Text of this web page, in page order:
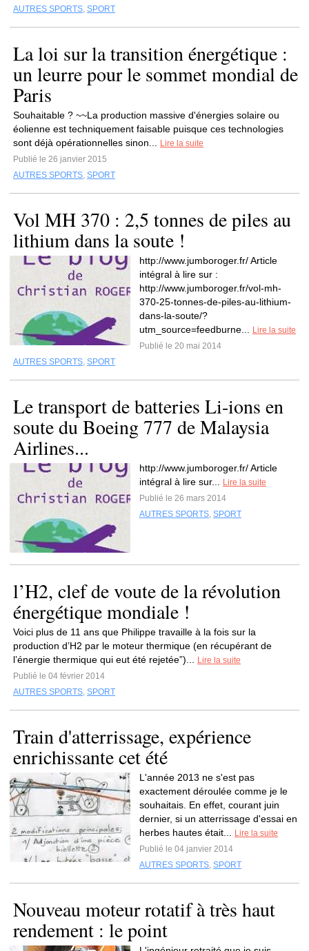
AUTRES SPORTS, SPORT
La loi sur la transition énergétique :
un leurre pour le sommet mondial de
Paris
Souhaitable ? ~~La production massive d'énergies solaire ou
éolienne est techniquement faisable puisque ces technologies
sont déjà opérationnelles sinon...
Lire la suite
Publié le 26 janvier 2015
AUTRES SPORTS, SPORT
Vol MH 370 : 2,5 tonnes de piles au
lithium dans la soute !
http://www.jumboroger.fr/ Article
intégral à lire sur :
http://www.jumboroger.fr/vol-mh-
370-25-tonnes-de-piles-au-lithium-
dans-la-soute/?
utm_source=feedburne...
Lire la suite
Publié le 20 mai 2014
AUTRES SPORTS, SPORT
Le transport de batteries Li-ions en
soute du Boeing 777 de Malaysia
Airlines...
http://www.jumboroger.fr/ Article
intégral à lire sur...
Lire la suite
Publié le 26 mars 2014
AUTRES SPORTS, SPORT
l’H2, clef de voute de la révolution
énergétique mondiale !
Voici plus de 11 ans que Philippe travaille à la fois sur la
production d’H2 par le moteur thermique (en récupérant de
l’énergie thermique qui eut été rejetée”)...
Lire la suite
Publié le 04 février 2014
AUTRES SPORTS, SPORT
Train d'atterrissage, expérience
enrichissante cet été
L'année 2013 ne s'est pas
exactement déroulée comme je le
souhaitais. En effet, courant juin
dernier, si un atterrissage d'essai en
herbes hautes était...
Lire la suite
Publié le 04 janvier 2014
AUTRES SPORTS, SPORT
Nouveau moteur rotatif à très haut
rendement : le point